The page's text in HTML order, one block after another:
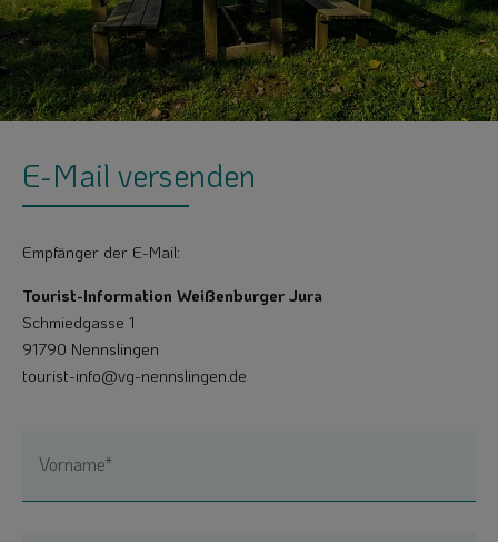
E-Mail versenden
Empfänger der E-Mail:
Tourist-Information Weißenburger Jura
Schmiedgasse 1
91790 Nennslingen
tourist-info@vg-nennslingen.de
Vorname*